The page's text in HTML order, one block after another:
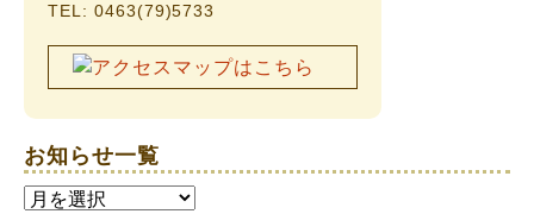
TEL: 0463(79)5733
お知らせ一覧
お